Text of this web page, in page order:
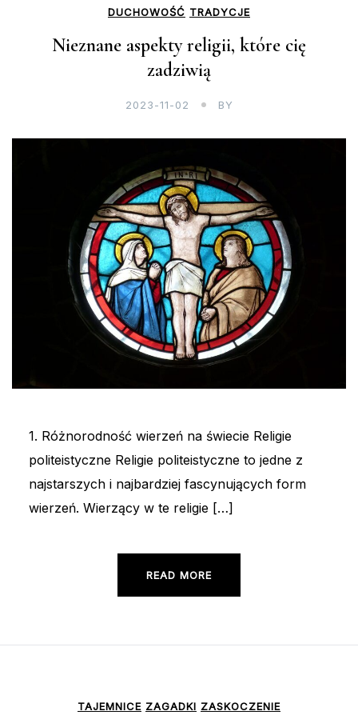
DUCHOWOŚĆ TRADYCJE
Nieznane aspekty religii, które cię
zadziwią
2023-11-02 BY
1. Różnorodność wierzeń na świecie Religie
politeistyczne Religie politeistyczne to jedne z
najstarszych i najbardziej fascynujących form
wierzeń. Wierzący w te religie […]
READ MORE
TAJEMNICE ZAGADKI ZASKOCZENIE